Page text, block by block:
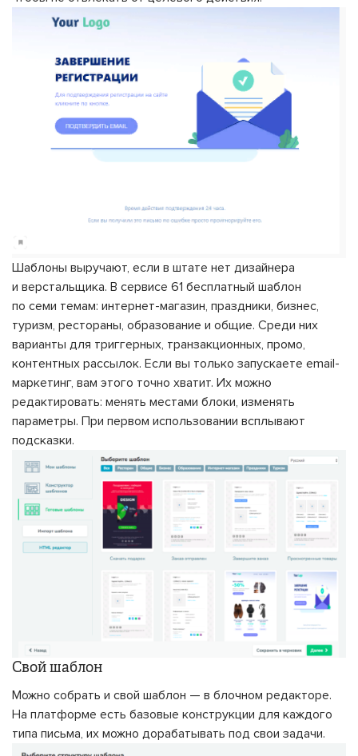
Шаблоны выручают, если в штате нет дизайнера
и верстальщика. В сервисе 61 бесплатный шаблон
по семи темам: интернет-магазин, праздники, бизнес,
туризм, рестораны, образование и общие. Среди них
варианты для триггерных, транзакционных, промо,
контентных рассылок. Если вы только запускаете email-
маркетинг, вам этого точно хватит. Их можно
редактировать: менять местами блоки, изменять
параметры. При первом использовании всплывают
подсказки.
Свой шаблон
Можно собрать и свой шаблон — в блочном редакторе.
На платформе есть базовые конструкции для каждого
типа письма, их можно дорабатывать под свои задачи.